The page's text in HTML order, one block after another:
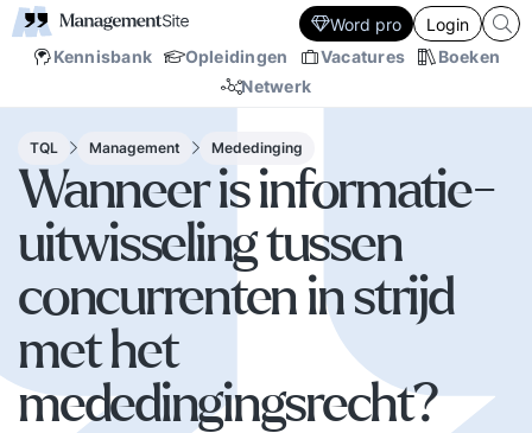
Kennisbank Opleidingen Vacatures
Boeken
Netwerk
Word pro Login
TQL Management Mededinging
Wanneer is informatie-
uitwisseling tussen
concurrenten in strijd
met het
mededingingsrecht?